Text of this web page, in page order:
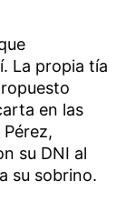
La propia tía
en las
su DNI al
su sobrino.